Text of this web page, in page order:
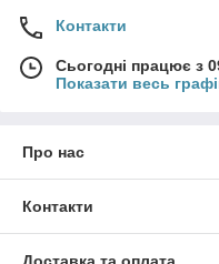
Контакти
Сьогодні працює з
Показати весь
Про нас
Контакти